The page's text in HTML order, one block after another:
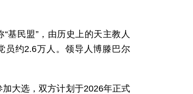
基民盟”，由历史上的天主教人
员约2.6万人。领导人博滕巴尔
大选，双方计划于2026年正式